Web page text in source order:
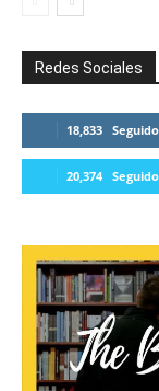
Redes Sociales
18,833
20,374